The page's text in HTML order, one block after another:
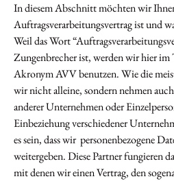
In diesem Abschnitt möchten wir
Auftragsverarbeitungsvertrag ist und
Weil das Wort
Zungenbrecher ist, werden wir hier im
Akronym AVV benutzen. Wie die
wir nicht alleine, sondern nehmen
anderer Unternehmen oder
Einbeziehung verschiedener
es sein, dass wir personenbezogene
weitergeben. Diese Partner fungieren
mit denen wir einen Vertrag, den